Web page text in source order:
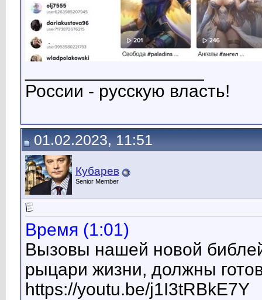
России - русскую власть!
01.02.2023, 11:51
Кубарев
Senior Member
Время (1:01)
Вызовы нашей новой
рыцари жизни, должны
https://youtu.be/j1I3tRBkE7Y